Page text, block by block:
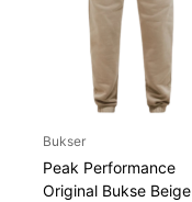
Bukser
Peak Performance
Original Bukse Beige